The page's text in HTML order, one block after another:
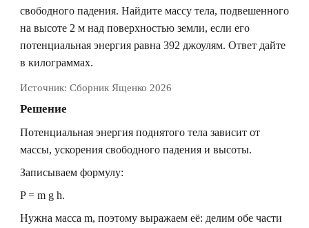
свободного падения. Найдите массу тела, подвешенного
на высоте 2 м над поверхностью земли, если его
потенциальная энергия равна 392 джоулям. Ответ дайте
в килограммах.
Источник: Сборник Ященко 2026
Решение
Потенциальная энергия поднятого тела зависит от
массы, ускорения свободного падения и высоты.
Записываем формулу:
P = m g h.
Нужна масса m, поэтому выражаем её: делим обе части